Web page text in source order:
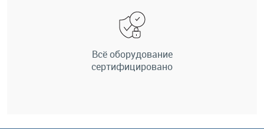
Всё оборудование
сертифицировано